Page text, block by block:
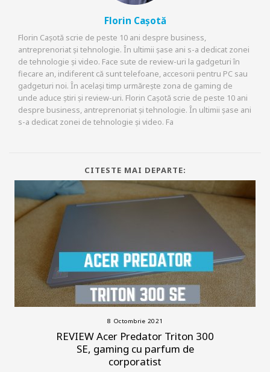
Florin Cașotă
Florin Cașotă scrie de peste 10 ani despre business,
antreprenoriat și tehnologie. În ultimii șase ani s-a dedicat zonei
de tehnologie și video. Face sute de review-uri la gadgeturi în
fiecare an, indiferent că sunt telefoane, accesorii pentru PC sau
gadgeturi noi. În același timp urmărește zona de gaming de
unde aduce știri și review-uri. Florin Cașotă scrie de peste 10 ani
despre business, antreprenoriat și tehnologie. În ultimii șase ani
s-a dedicat zonei de tehnologie și video. Fa
CITESTE MAI DEPARTE:
8 Octombrie 2021
REVIEW Acer Predator Triton 300
SE, gaming cu parfum de
corporatist